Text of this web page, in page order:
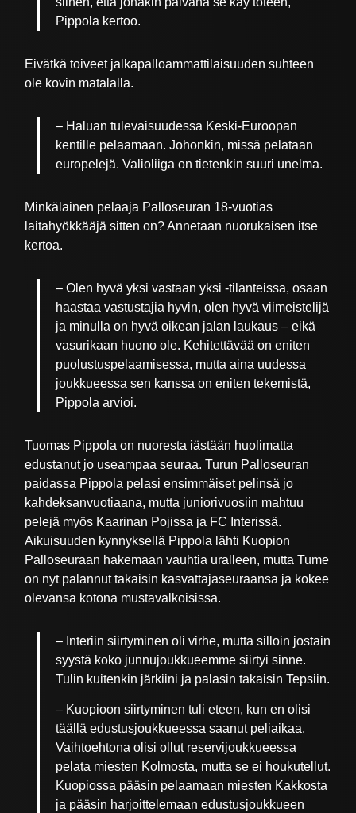
Pippola kertoo.
Eivätkä toiveet jalkapalloammattilaisuuden suhteen
ole kovin matalalla.
– Haluan tulevaisuudessa Keski-Euroopan
kentille pelaamaan. Johonkin, missä pelataan
europelejä. Valioliiga on tietenkin suuri unelma.
Minkälainen pelaaja Palloseuran 18-vuotias
laitahyökkääjä sitten on? Annetaan nuorukaisen itse
kertoa.
– Olen hyvä yksi vastaan yksi -tilanteissa, osaan
haastaa vastustajia hyvin, olen hyvä viimeistelijä
ja minulla on hyvä oikean jalan laukaus – eikä
vasurikaan huono ole. Kehitettävää on eniten
puolustuspelaamisessa, mutta aina uudessa
joukkueessa sen kanssa on eniten tekemistä,
Pippola arvioi.
Tuomas Pippola on nuoresta iästään huolimatta
edustanut jo useampaa seuraa. Turun Palloseuran
paidassa Pippola pelasi ensimmäiset pelinsä jo
kahdeksanvuotiaana, mutta juniorivuosiin mahtuu
pelejä myös Kaarinan Pojissa ja FC Interissä.
Aikuisuuden kynnyksellä Pippola lähti Kuopion
Palloseuraan hakemaan vauhtia uralleen, mutta Tume
on nyt palannut takaisin kasvattajaseuraansa ja kokee
olevansa kotona mustavalkoisissa.
– Interiin siirtyminen oli virhe, mutta silloin jostain
syystä koko junnujoukkueemme siirtyi sinne.
Tulin kuitenkin järkiini ja palasin takaisin Tepsiin.
– Kuopioon siirtyminen tuli eteen, kun en olisi
täällä edustusjoukkueessa saanut peliaikaa.
Vaihtoehtona olisi ollut reservijoukkueessa
pelata miesten Kolmosta, mutta se ei houkutellut.
Kuopiossa pääsin pelaamaan miesten Kakkosta
ja pääsin harjoittelemaan edustusjoukkueen